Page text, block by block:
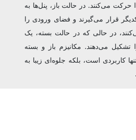
حرکت می‌کنند. در حالت باز، پنل‌ها به
قرار می‌گیرند و فضای ورودی را
در حالی که در حالت بسته، یک
تشکیل می‌دهند. مکانیزم باز و بسته
کاربردی است، بلکه جلوه‌ای زیبا به